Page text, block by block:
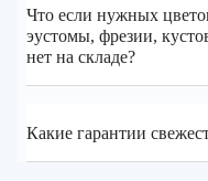
Что если нужных
эустомы, фрезии,
нет на складе?
Какие гарантии